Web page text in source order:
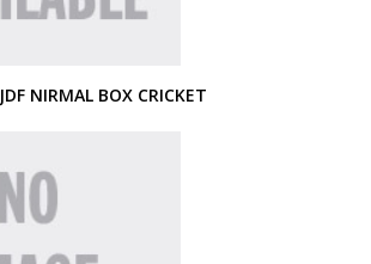
JDF NIRMAL BOX CRICKET